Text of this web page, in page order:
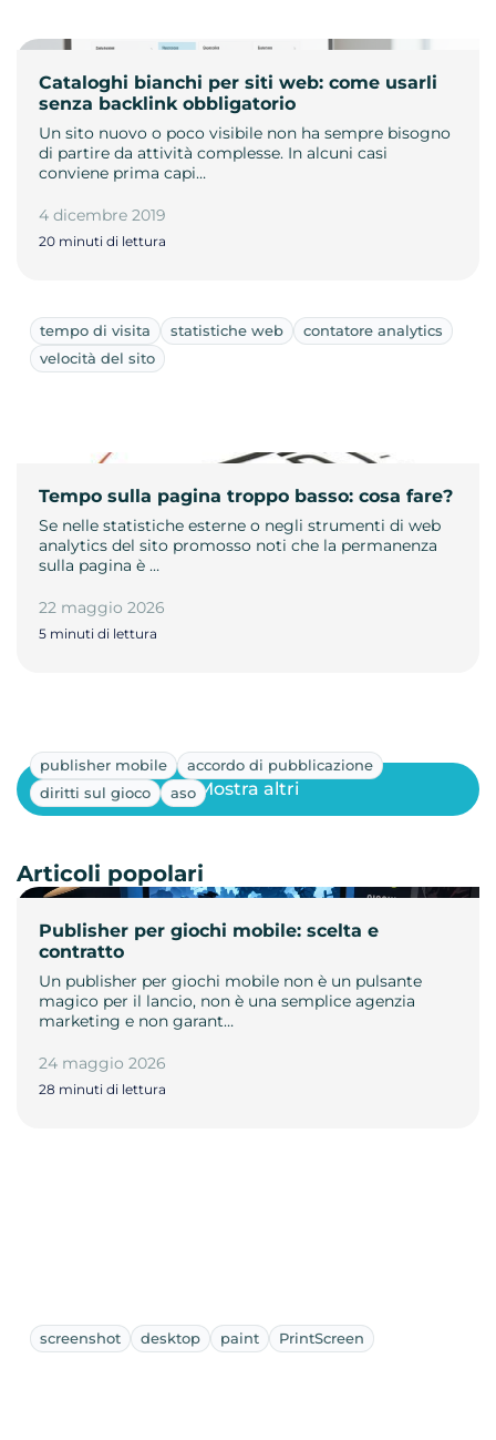
Cataloghi bianchi per siti web: come usarli
senza backlink obbligatorio
Un sito nuovo o poco visibile non ha sempre bisogno
di partire da attività complesse. In alcuni casi
conviene prima capi…
4 dicembre 2019
20 minuti di lettura
tempo di visita statistiche web
contatore analytics
velocità del sito
Tempo sulla pagina troppo basso: cosa fare?
Se nelle statistiche esterne o negli strumenti di web
analytics del sito promosso noti che la permanenza
sulla pagina è …
22 maggio 2026
5 minuti di lettura
publisher mobile
accordo di pubblicazione
diritti sul gioco
aso
Publisher per giochi mobile: scelta e
contratto
Un publisher per giochi mobile non è un pulsante
magico per il lancio, non è una semplice agenzia
marketing e non garant…
24 maggio 2026
28 minuti di lettura
Mostra altri
Articoli popolari
screenshot desktop paint PrintScreen